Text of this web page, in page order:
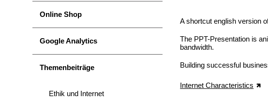
Online Shop
Google Analytics
Themenbeiträge
Ethik und Internet
A shortcut english version
The PPT-Presentation is
bandwidth.
Building successful
Internet Characteristics